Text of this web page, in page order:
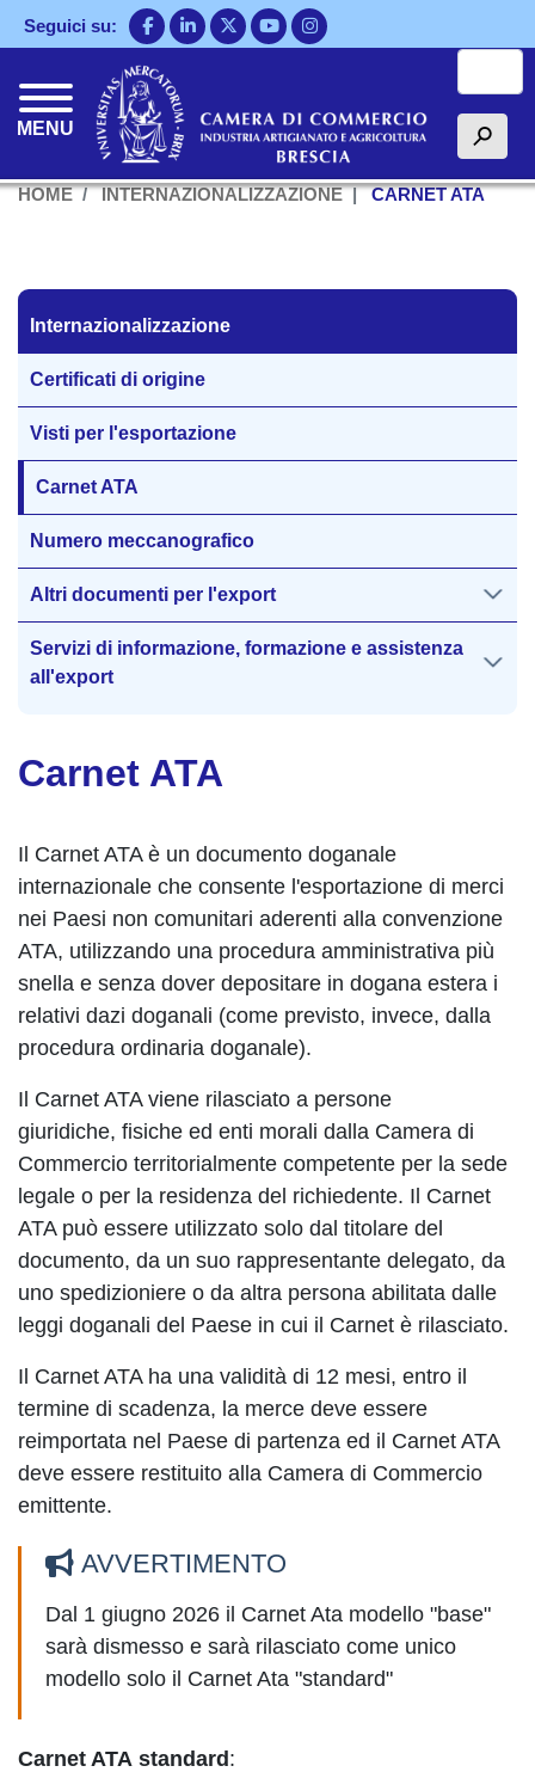
Salta
al
Seguici su:
MENU h
HOME INTERNAZIONALIZZAZIONE CARNET ATA
Carnet ATA
Il Carnet ATA è un documento doganale
internazionale che consente l'esportazione di merci
nei Paesi non comunitari aderenti alla convenzione
ATA, utilizzando una procedura amministrativa più
snella e senza dover depositare in dogana estera i
relativi dazi doganali (come previsto, invece, dalla
procedura ordinaria doganale).
Il Carnet ATA viene rilasciato a persone
giuridiche, fisiche ed enti morali dalla Camera di
Commercio territorialmente competente per la sede
legale o per la residenza del richiedente. Il Carnet
ATA può essere utilizzato solo dal titolare del
documento, da un suo rappresentante delegato, da
uno spedizioniere o da altra persona abilitata dalle
leggi doganali del Paese in cui il Carnet è rilasciato.
Il Carnet ATA ha una validità di 12 mesi, entro il
termine di scadenza, la merce deve essere
reimportata nel Paese di partenza ed il Carnet ATA
deve essere restituito alla Camera di Commercio
emittente.
AVVERTIMENTO
Dal 1 giugno 2026 il Carnet Ata modello "base"
sarà dismesso e sarà rilasciato come unico
modello solo il Carnet Ata "standard"
Carnet ATA standard :
Internazionalizzazione
Internazionalizzazione
Certificati di origine
Visti per l'esportazione
Carnet ATA
Numero meccanografico
Altri documenti per l'export
Servizi di informazione, formazione e assistenza
all'export